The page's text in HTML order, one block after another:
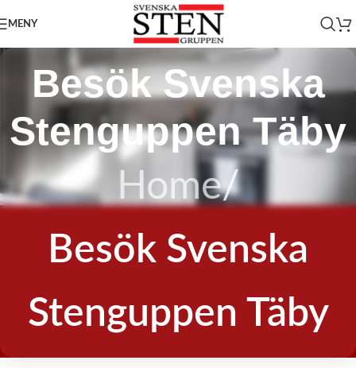
MENY
Besök Svenska
Stenguppen Täby
Home/
Besök Svenska
Stenguppen Täby